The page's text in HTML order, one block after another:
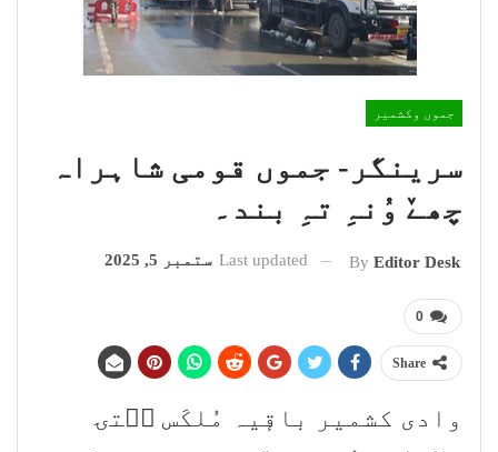
جموں وکشمیر
سرینگر- جموں قومی شاہراہ
چھےٚ وُنہِ تہِ بند۔
By Editor Desk
Last updated ستمبر 5, 2025
0
Share
وادی کشمیر باقٕیہ مُلکَس سۭتۍ